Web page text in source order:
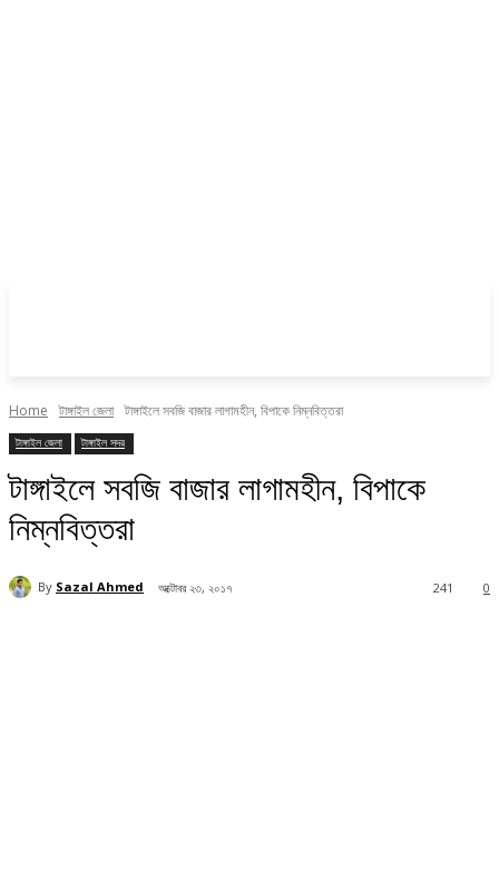
Home টাঙ্গাইল জেলা টাঙ্গাইলে সবজি বাজার লাগামহীন, বিপাকে নিম্নবিত্তরা
টাঙ্গাইল জেলা টাঙ্গাইল সদর
টাঙ্গাইলে সবজি বাজার লাগামহীন, বিপাকে
নিম্নবিত্তরা
By Sazal Ahmed অক্টোবর ২৩, ২০১৭ 0
241